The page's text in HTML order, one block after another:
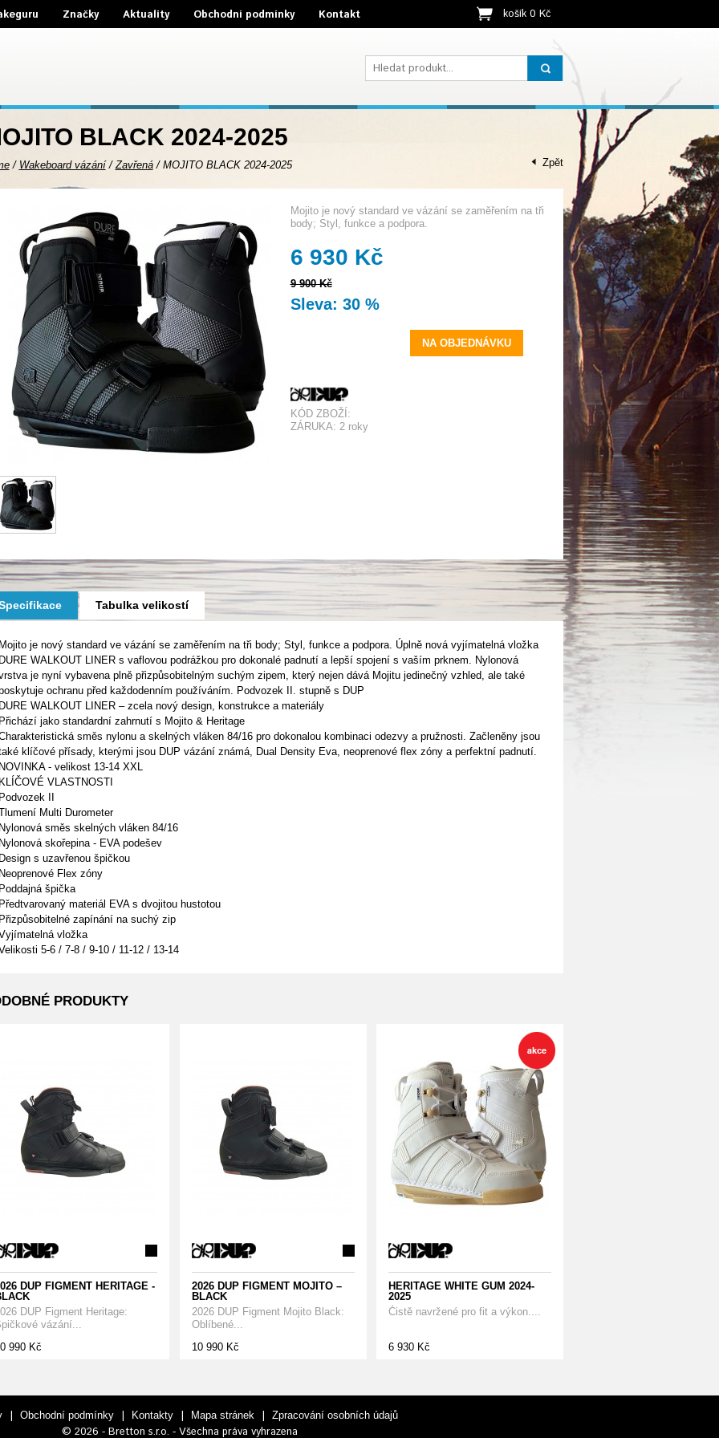
Značky Aktuality Obchodní podmínky Kontakt košík 0 Kč
BLACK 2024-2025
/ Wakeboard vázání/Zavřená/ MOJITO BLACK 2024-2025 Zpět
Mojito je nový standard ve vázání se zaměřením na tři
body; Styl, funkce a podpora.
6 930 Kč
9 900 Kč
Sleva: 30 %
NA OBJEDNÁVKU
KÓD ZBOŽÍ:
ZÁRUKA: 2 roky
Tabulka velikostí
je nový standard ve vázání se zaměřením na tři body; Styl, funkce a podpora. Úplně nová vyjímatelná vložka
WALKOUT LINER s vaflovou podrážkou pro dokonalé padnutí a lepší spojení s vaším prknem. Nylonová
je nyní vybavena plně přizpůsobitelným suchým zipem, který nejen dává Mojitu jedinečný vzhled, ale také
ochranu před každodenním používáním. Podvozek II. stupně s DUP
WALKOUT LINER – zcela nový design, konstrukce a materiály
jako standardní zahrnutí s Mojito & Heritage
směs nylonu a skelných vláken 84/16 pro dokonalou kombinaci odezvy a pružnosti. Začleněny jsou
klíčové přísady, kterými jsou DUP vázání známá, Dual Density Eva, neoprenové flex zóny a perfektní padnutí.
- velikost 13-14 XXL
VLASTNOSTI
II
Multi Durometer
směs skelných vláken 84/16
skořepina - EVA podešev
s uzavřenou špičkou
Flex zóny
špička
materiál EVA s dvojitou hustotou
zapínání na suchý zip
vložka
5-6 / 7-8 / 9-10 / 11-12 / 13-14
PRODUKTY
DUP FIGMENT HERITAGE -
DUP Figment Heritage:
vázání...
990 Kč
2026 DUP FIGMENT MOJITO –
BLACK
2026 DUP Figment Mojito Black:
Oblíbené...
10 990 Kč
HERITAGE WHITE GUM 2024-
2025
Čistě navržené pro fit a výkon....
6 930 Kč
| Obchodní podmínky | Kontakty | Mapa stránek | Zpracování osobních údajů
© 2026 - Bretton s.r.o. - Všechna práva vyhrazena